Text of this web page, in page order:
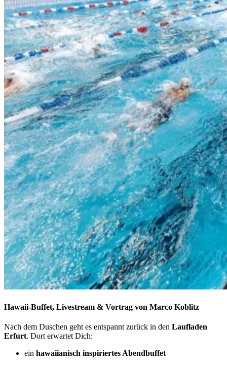
Hawaii-Buffet, Livestream & Vortrag von Marco Koblitz
Nach dem Duschen geht es entspannt zurück in den Laufladen
Erfurt. Dort erwartet Dich:
ein hawaiianisch inspiriertes Abendbuffet